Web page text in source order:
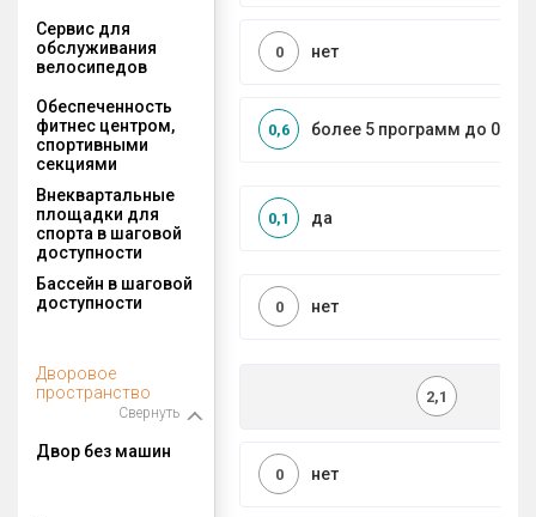
Сервис для
обслуживания
велосипедов
нет
0
Обеспеченность
фитнес центром,
спортивными
секциями
более 5 программ до 0,5
0,6
Внеквартальные
площадки для
спорта в шаговой
доступности
да
0,1
Бассейн в шаговой
доступности
нет
0
Дворовое
пространство
Свернуть
2,1
Двор без машин
нет
0